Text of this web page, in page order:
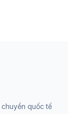
quốc tế